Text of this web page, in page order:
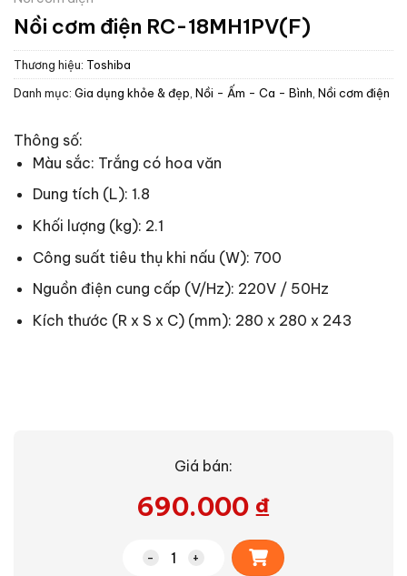
Nồi cơm điện RC-18MH1PV(F)
Thương hiệu: Toshiba
Danh mục: Gia dụng khỏe & đẹp Nồi - Ấm - Ca - Bình Nồi cơm điện
Thông số:
Màu sắc: Trắng có hoa văn
Dung tích (L): 1.8
Khối lượng (kg): 2.1
Công suất tiêu thụ khi nấu (W): 700
Nguồn điện cung cấp (V/Hz): 220V / 50Hz
Kích thước (R x S x C) (mm): 280 x 280 x 243
Giá bán:
690.000 ₫
Nồi cơm điện RC-18MH1PV(F) số lượng
Alternative: